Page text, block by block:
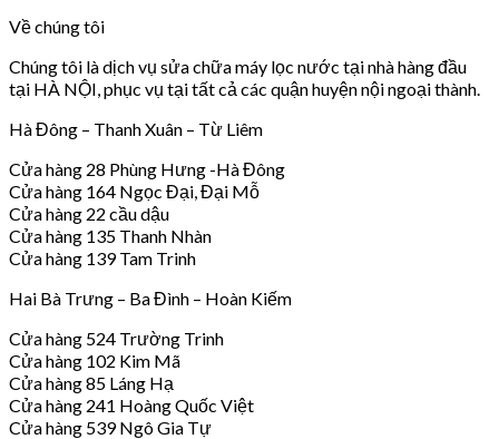
Về chúng tôi
Chúng tôi là dịch vụ sửa chữa máy lọc nước tại nhà hàng đầu
tại HÀ NỘI, phục vụ tại tất cả các quận huyện nội ngoại thành.
Hà Đông – Thanh Xuân – Từ Liêm
Cửa hàng 28 Phùng Hưng -Hà Đông
Cửa hàng 164 Ngọc Đại, Đại Mỗ
Cửa hàng 22 cầu dậu
Cửa hàng 135 Thanh Nhàn
Cửa hàng 139 Tam Trinh
Hai Bà Trưng – Ba Đình – Hoàn Kiếm
Cửa hàng 524 Trường Trinh
Cửa hàng 102 Kim Mã
Cửa hàng 85 Láng Hạ
Cửa hàng 241 Hoàng Quốc Việt
Cửa hàng 539 Ngô Gia Tự